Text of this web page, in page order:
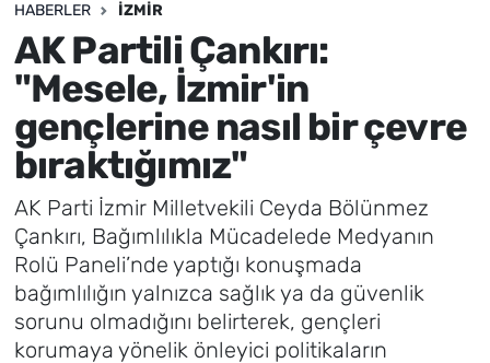
HABERLER İZMIR
AK Partili Çankırı:
"Mesele, İzmir'in
gençlerine nasıl bir çevre
bıraktığımız"
AK Parti İzmir Milletvekili Ceyda Bölünmez
Çankırı, Bağımlılıkla Mücadelede Medyanın
Rolü Paneli’nde yaptığı konuşmada
bağımlılığın yalnızca sağlık ya da güvenlik
sorunu olmadığını belirterek, gençleri
korumaya yönelik önleyici politikaların
Asayiş / Polis-Adliye
Spor
Magazin
Foto Galeri
Künye
İletişim